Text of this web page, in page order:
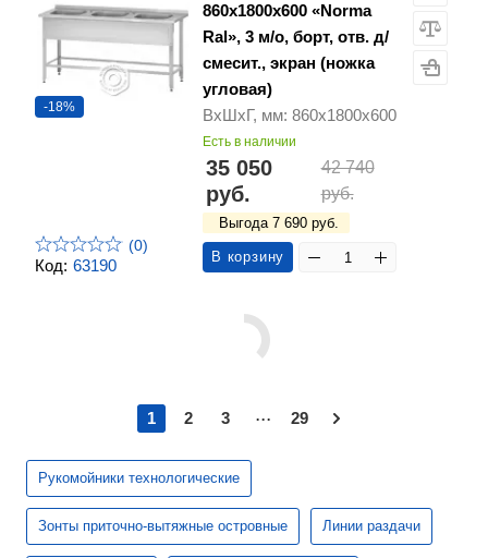
Код: 63190
-18%
(0)
860х1800х600 «Norma
Ral», 3 м/о, борт, отв. д/
смесит., экран (ножка
угловая)
ВхШхГ, мм: 860х1800х600
Есть в наличии
35 050
руб.
42 740
руб.
Выгода 7 690 руб.
В корзину
1 2 3 ... 29
Рукомойники технологические
Зонты приточно-вытяжные островные Линии раздачи